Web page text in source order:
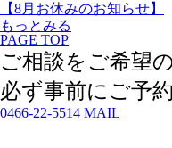
【8月お休みのお知らせ】
もっとみる
PAGE TOP
ご相談をご希望の
必ず事前にご予約
0466-22-5514 MAIL